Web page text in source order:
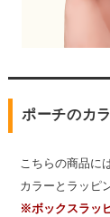
ポーチのカ
こちらの商品に
カラーとラッピ
※ボックスラッ